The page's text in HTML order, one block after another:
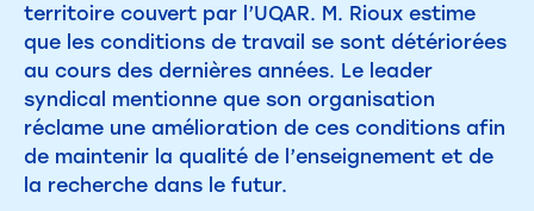
territoire couvert par l’UQAR. M. Rioux estime
que les conditions de travail se sont détériorées
au cours des dernières années. Le leader
syndical mentionne que son organisation
réclame une amélioration de ces conditions afin
de maintenir la qualité de l’enseignement et de
la recherche dans le futur.